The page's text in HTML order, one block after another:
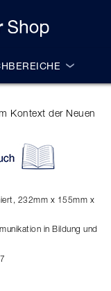
232mm x 155mm x
in Bildung und